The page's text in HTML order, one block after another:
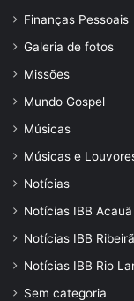
Finanças Pessoais
Galeria de fotos
Missões
Mundo Gospel
Músicas
Músicas e
Notícias
Notícias IBB Acauã
Notícias IBB
Notícias IBB Rio
Sem categoria